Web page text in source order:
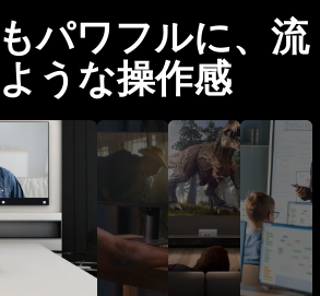
パワフルに、流
うな操作感